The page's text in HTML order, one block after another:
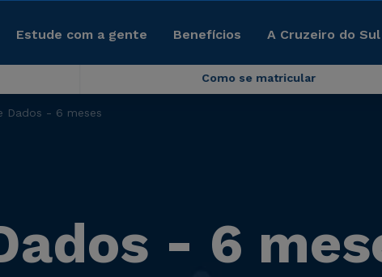
Estude com a gente Benefícios A Cruzeiro do
Como se matricular
Dados - 6 meses
- 6